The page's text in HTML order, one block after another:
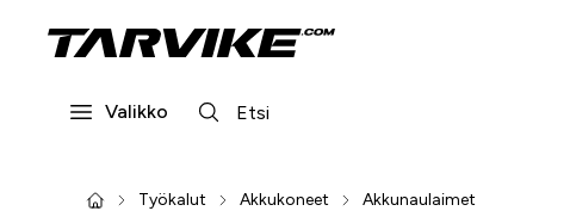
Valikko
Työkalut Akkukoneet Akkunaulaimet